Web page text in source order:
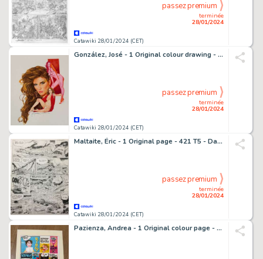
Catawiki 28/01/2024 (CET)
terminée
28/01/2024
passez premium
González, José - 1 Original colour drawing - Norsk Ukeblad Magazine
Catawiki 28/01/2024 (CET)
terminée
28/01/2024
passez premium
Maltaite, Éric - 1 Original page - 421 T5 - Dans l'Empire du milieu - 1987
Catawiki 28/01/2024 (CET)
terminée
28/01/2024
passez premium
Pazienza, Andrea - 1 Original colour page - Frigidaire